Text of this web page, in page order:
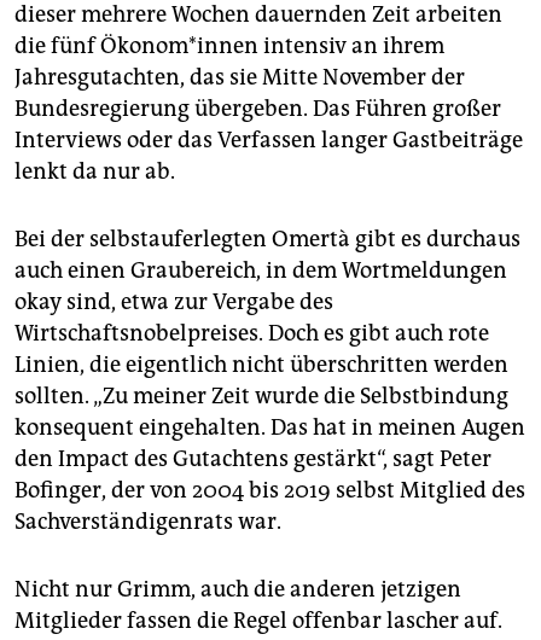
dieser mehrere Wochen dauernden Zeit arbeiten
die fünf Öko­no­m*in­nen intensiv an ihrem
Jahresgutachten, das sie Mitte November der
Bundesregierung übergeben. Das Führen großer
Interviews oder das Verfassen langer Gastbeiträge
lenkt da nur ab.
Bei der selbstauferlegten Omertà gibt es durchaus
auch einen Graubereich, in dem Wortmeldungen
okay sind, etwa zur Vergabe des
Wirtschaftsnobelpreises. Doch es gibt auch rote
Linien, die eigentlich nicht überschritten werden
sollten. „Zu meiner Zeit wurde die Selbstbindung
konsequent eingehalten. Das hat in meinen Augen
den Impact des Gutachtens gestärkt“, sagt Peter
Bofinger, der von 2004 bis 2019 selbst Mitglied des
Sachverständigenrats war.
Nicht nur Grimm, auch die anderen jetzigen
Mitglieder fassen die Regel offenbar lascher auf.